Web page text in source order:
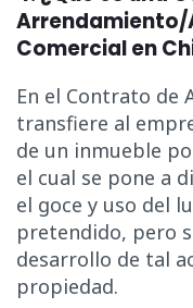
Arrendamiento/
Comercial en
En el Contrato de
transfiere al
de un inmueble
el cual se pone a
el goce y uso del
pretendido, pero
desarrollo de tal
propiedad.